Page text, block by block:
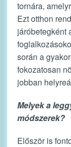
tornára,
Ezt otthon
járóbetegként
során a
fokozatosan
jobban
Melyek a
módszerek?
Először is